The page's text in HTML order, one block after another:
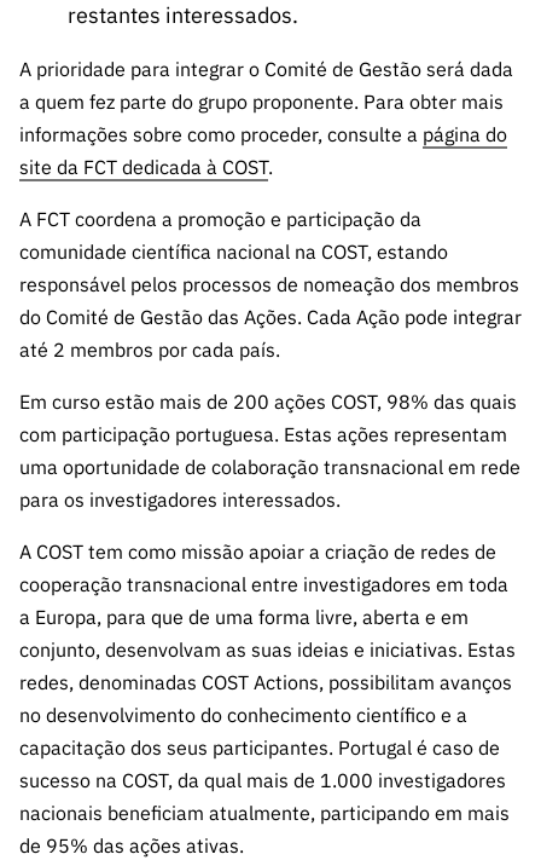
ções de
Interesse
FCCN,
digitais da
Canais de
Denúncia
s
PRR –
“Ciência +
Digital” e
ão”
restantes interessados.
A prioridade para integrar o Comité de Gestão será dada
a quem fez parte do grupo proponente. Para obter mais
informações sobre como proceder, consulte a página do
site da FCT dedicada à COST.
A FCT coordena a promoção e participação da
comunidade científica nacional na COST, estando
responsável pelos processos de nomeação dos membros
do Comité de Gestão das Ações. Cada Ação pode integrar
até 2 membros por cada país.
Em curso estão mais de 200 ações COST, 98% das quais
com participação portuguesa. Estas ações representam
uma oportunidade de colaboração transnacional em rede
para os investigadores interessados.
A COST tem como missão apoiar a criação de redes de
cooperação transnacional entre investigadores em toda
a Europa, para que de uma forma livre, aberta e em
conjunto, desenvolvam as suas ideias e iniciativas. Estas
redes, denominadas COST Actions, possibilitam avanços
no desenvolvimento do conhecimento científico e a
capacitação dos seus participantes. Portugal é caso de
sucesso na COST, da qual mais de 1.000 investigadores
nacionais beneficiam atualmente, participando em mais
de 95% das ações ativas.